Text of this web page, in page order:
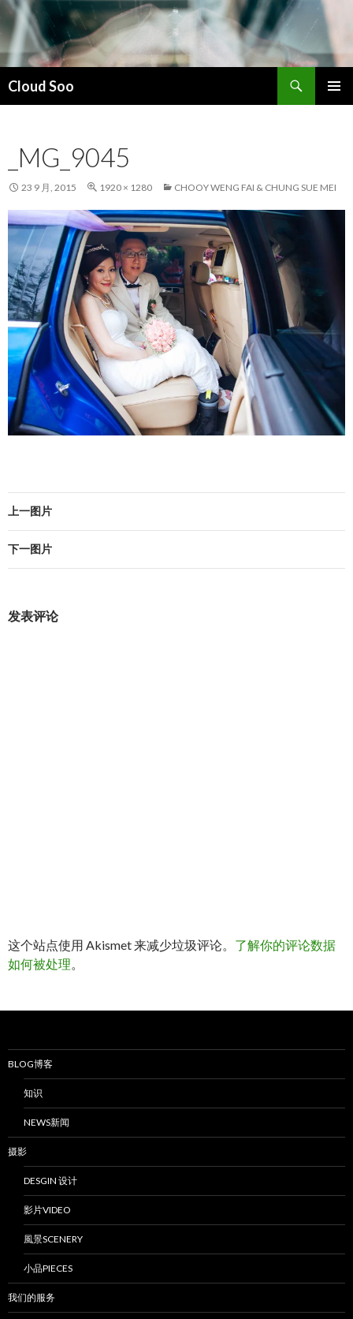
Cloud Soo
索
_MG_9045
23 9 月, 2015 1920 × 1280 CHOOY WENG FAI & CHUNG SUE MEI
上一图片
下一图片
发表评论
这个站点使用 Akismet 来减少垃圾评论。 了解你的评论数据
如何被处理
BLOG博客
知识
NEWS新闻
摄影
DESGIN 设计
影片VIDEO
風景SCENERY
小品PIECES
我们的服务